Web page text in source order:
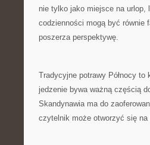
nie tylko jako miejsce na urlop,
codzienności mogą być równie
poszerza perspektywę.
Tradycyjne potrawy Północy
jedzenie bywa ważną częścią
Skandynawia ma do
czytelnik może otworzyć się na